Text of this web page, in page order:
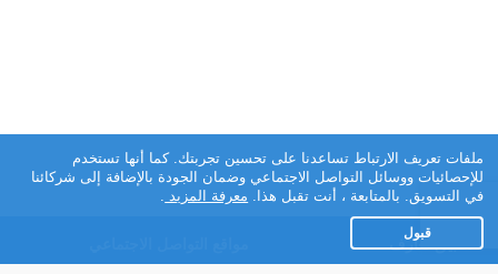
تطبيق تعارف
ملفات تعريف الارتباط تساعدنا على تحسين تجربتك. كما أنها تستخدم
للإحصائيات ووسائل التواصل الاجتماعي وضمان الجودة بالإضافة إلى شركائنا
في التسويق. بالمتابعة ، أنت تقبل هذا. معرفة المزيد .
قبول